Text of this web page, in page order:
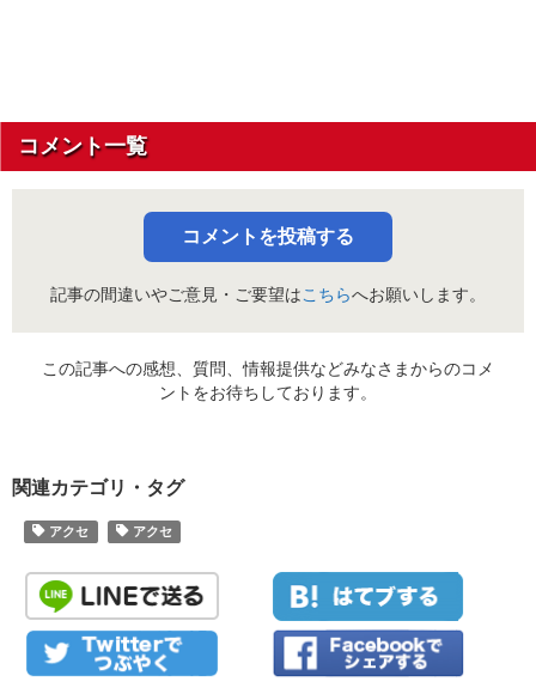
コメント一覧
コメントを投稿する
記事の間違いやご意見・ご要望はこちらへお願いします。
この記事への感想、質問、情報提供などみなさまからのコメ
ントをお待ちしております。
関連カテゴリ・タグ
アクセ アクセ